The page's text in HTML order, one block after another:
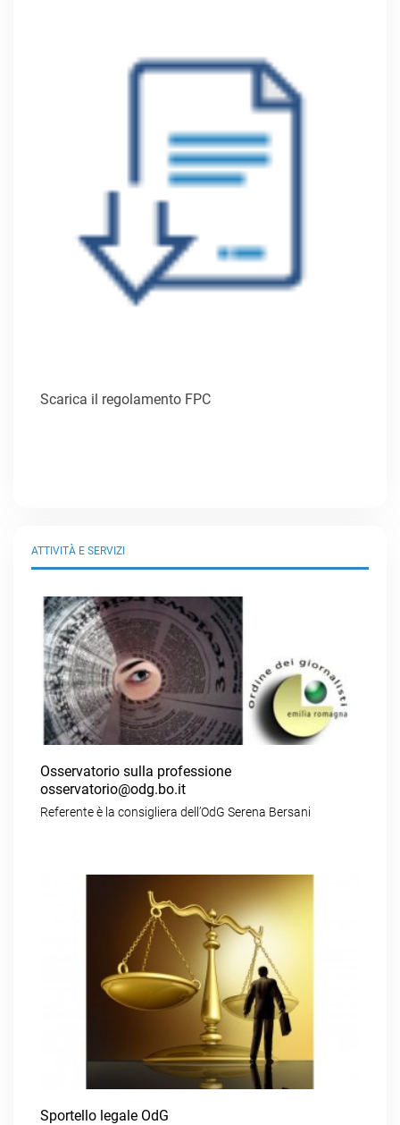
Scarica il regolamento FPC
ATTIVITÀ E SERVIZI
Osservatorio sulla professione
osservatorio@odg.bo.it
Referente è la consigliera dell’OdG Serena Bersani
Sportello legale OdG